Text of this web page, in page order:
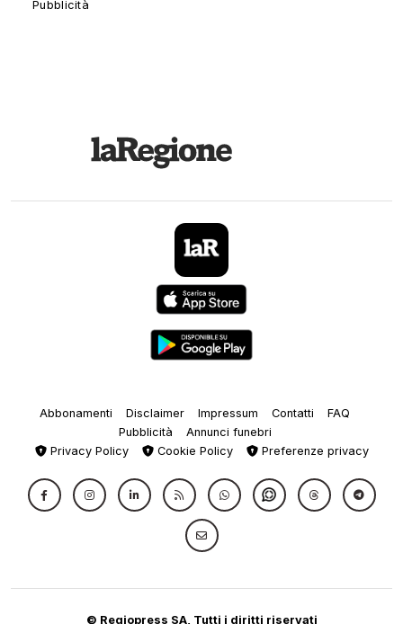
Abbonamenti Disclaimer Impressum Contatti
FAQ
Pubblicità
Annunci funebri
Privacy Policy
Cookie Policy Preferenze privacy
© Regiopress SA, Tutti i diritti riservati